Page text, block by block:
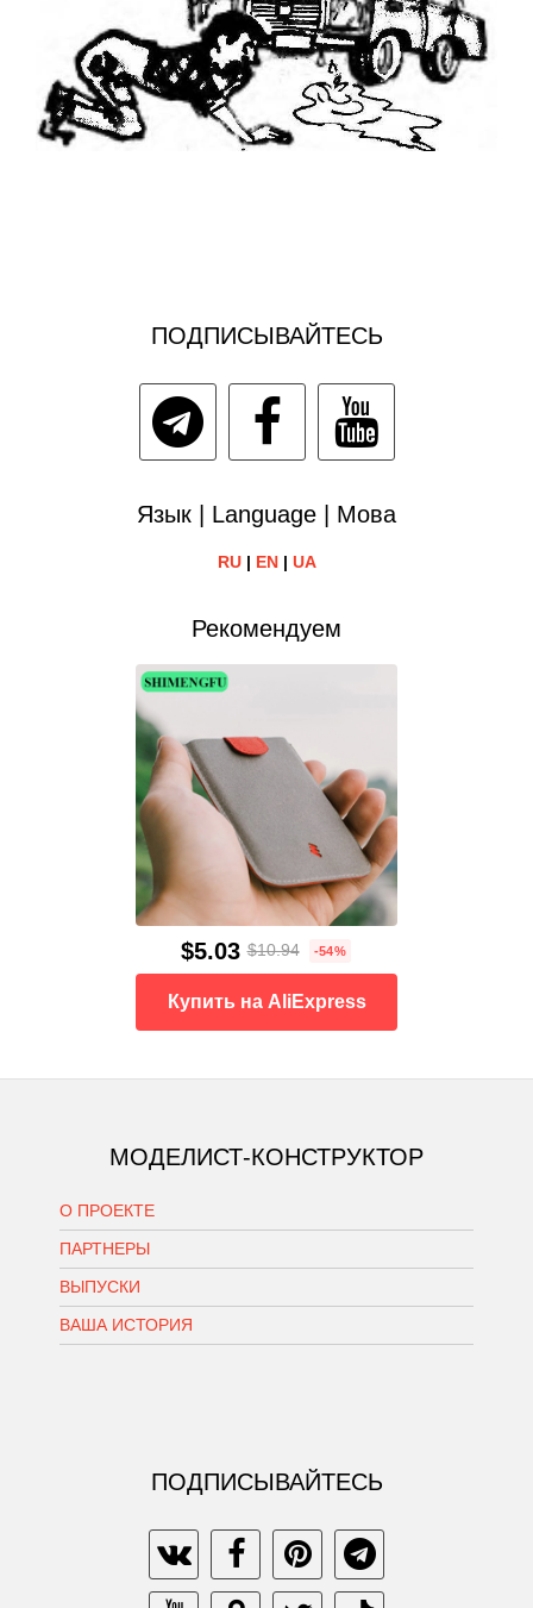
ПОДПИСЫВАЙТЕСЬ
Язык | Language | Мова
RU| EN| UA
Рекомендуем
$5.03 $10.94 -54%
Купить на AliExpress
МОДЕЛИСТ-КОНСТРУКТОР
О ПРОЕКТЕ
ПАРТНЕРЫ
ВЫПУСКИ
ВАША ИСТОРИЯ
ПОДПИСЫВАЙТЕСЬ